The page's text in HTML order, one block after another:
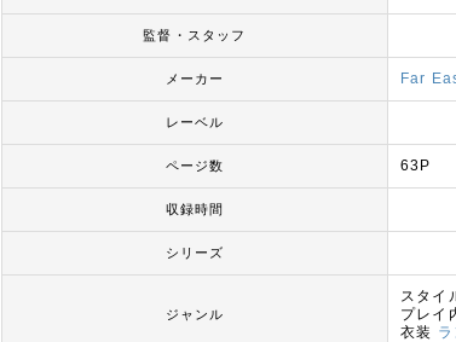
監督・スタッフ
メーカー Far
レーベル
ページ数 63P
収録時間
シリーズ
ジャンル
スタイ
プレイ
衣装